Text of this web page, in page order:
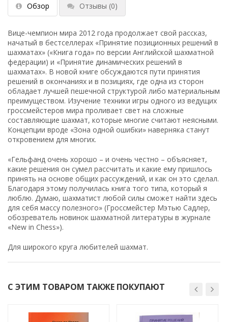
Обзор Отзывы (0)
Вице-чемпион мира 2012 года продолжает свой рассказ,
начатый в бестселлерах «Принятие позиционных решений в
шахматах» («Книга года» по версии Английской шахматной
федерации) и «Принятие динамических решений в
шахматах». В новой книге обсуждаются пути принятия
решений в окончаниях и в позициях, где одна из сторон
обладает лучшей пешечной структурой либо материальным
преимуществом. Изучение техники игры одного из ведущих
гроссмейстеров мира проливает свет на сложные
составляющие шахмат, которые многие считают неясными.
Концепции вроде «Зона одной ошибки» наверняка станут
откровением для многих.
«Гельфанд очень хорошо – и очень честно – объясняет,
какие решения он сумел рассчитать и какие ему пришлось
принять на основе общих рассуждений, и как он это сделал.
Благодаря этому получилась книга того типа, который я
люблю. Думаю, шахматист любой силы сможет найти здесь
для себя массу полезного» (Гроссмейстер Мэтью Садлер,
обозреватель новинок шахматной литературы в журнале
«New in Chess»).
Для широкого круга любителей шахмат.
С ЭТИМ ТОВАРОМ ТАКЖЕ ПОКУПАЮТ